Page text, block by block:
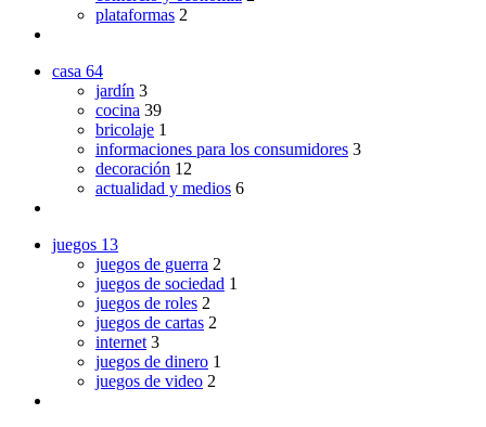
plataformas 2
casa 64
jardín 3
cocina 39
bricolaje 1
informaciones para los consumidores 3
decoración 12
actualidad y medios 6
juegos 13
juegos de guerra 2
juegos de sociedad 1
juegos de roles 2
juegos de cartas 2
internet 3
juegos de dinero 1
juegos de video 2